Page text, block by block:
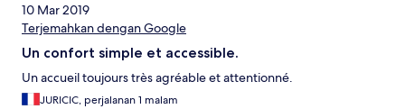
10 Mar 2019
Terjemahkan dengan Google
Un confort simple et accessible.
Un accueil toujours très agréable et attentionné.
JURICIC, perjalanan 1 malam